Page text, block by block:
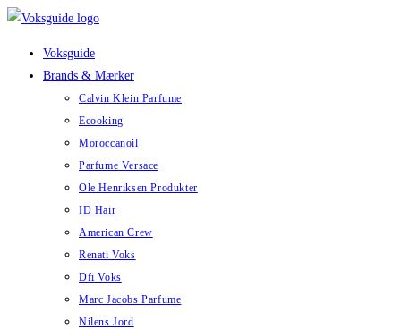
Skip
Voksguide
Brands & Mærker
Calvin Klein Parfume
Ecooking
Moroccanoil
Parfume Versace
Ole Henriksen Produkter
ID Hair
American Crew
Renati Voks
Dfi Voks
Marc Jacobs Parfume
Nilens Jord